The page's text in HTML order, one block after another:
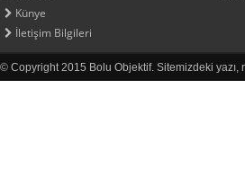
Künye
İletişim Bilgileri
© Copyright 2015 Bolu Objektif. Sitemizdeki yazı,